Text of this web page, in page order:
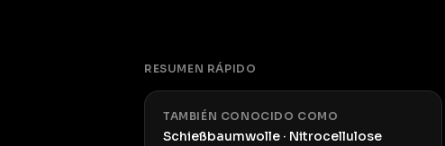
RESUMEN RÁPIDO
TAMBIÉN CONOCIDO COMO
Schießbaumwolle · Nitrocellulose